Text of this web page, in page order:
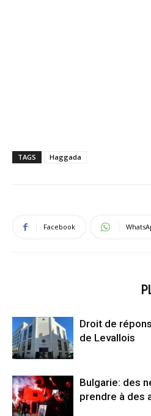
TAGS Haggada
Facebook
Droit de
de Levallois
Bulgarie: des
prendre à des